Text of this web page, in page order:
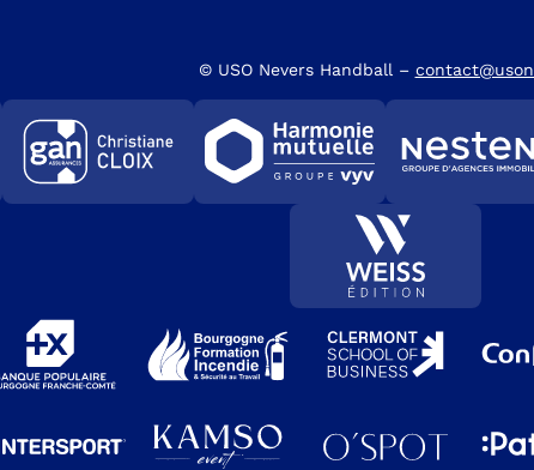
© USO Nevers Handball –